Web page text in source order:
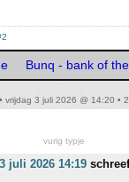
Bunq - bank of
• vrijdag 3 juli 2026 @ 14:20 •
vurig typje
juli 2026 14:19